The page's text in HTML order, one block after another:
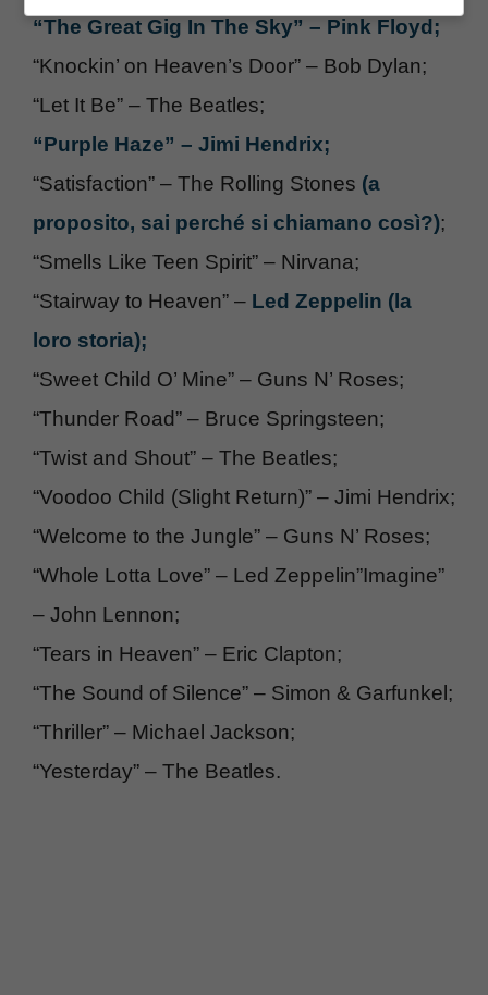
“The Great Gig In The Sky” – Pink Floyd;
“Knockin’ on Heaven’s Door” – Bob Dylan;
“Let It Be” – The Beatles;
“Purple Haze” – Jimi Hendrix;
“Satisfaction” – The Rolling Stones (a
proposito, sai perché si chiamano così?);
“Smells Like Teen Spirit” – Nirvana;
“Stairway to Heaven” – Led Zeppelin (la
loro storia);
“Sweet Child O’ Mine” – Guns N’ Roses;
“Thunder Road” – Bruce Springsteen;
“Twist and Shout” – The Beatles;
“Voodoo Child (Slight Return)” – Jimi Hendrix;
“Welcome to the Jungle” – Guns N’ Roses;
“Whole Lotta Love” – Led Zeppelin”Imagine”
– John Lennon;
“Tears in Heaven” – Eric Clapton;
“The Sound of Silence” – Simon & Garfunkel;
“Thriller” – Michael Jackson;
“Yesterday” – The Beatles.